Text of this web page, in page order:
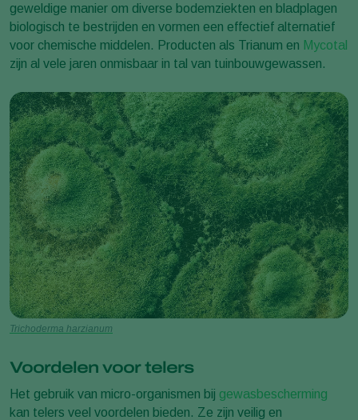
geweldige manier om diverse bodemziekten en bladplagen
biologisch te bestrijden en vormen een effectief alternatief
voor chemische middelen. Producten als Trianum en Mycotal
zijn al vele jaren onmisbaar in tal van tuinbouwgewassen.
Trichoderma harzianum
Voordelen voor telers
Het gebruik van micro-organismen bij gewasbescherming
kan telers veel voordelen bieden. Ze zijn veilig en